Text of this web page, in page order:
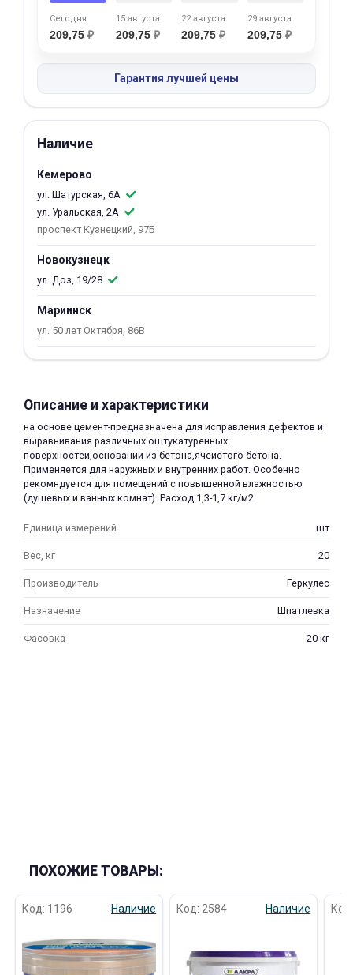
Сегодня
209,75 ₽
15 августа
209,75 ₽
22 августа
209,75 ₽
29 августа
209,75 ₽
Гарантия лучшей цены
Наличие
Кемерово
ул. Шатурская, 6А
ул. Уральская, 2А
проспект Кузнецкий, 97Б
Новокузнецк
ул. Доз, 19/28
Мариинск
ул. 50 лет Октября, 86В
Описание и характеристики
на основе цемент-предназначена для исправления дефектов и
выравнивания различных оштукатуренных
поверхностей,оснований из бетона,ячеистого бетона.
Применяется для наружных и внутренних работ. Особенно
рекомндуется для помещений с повышенной влажностью
(душевых и ванных комнат). Расход 1,3-1,7 кг/м2
Единица измерений шт
Вес, кг 20
Производитель Геркулес
Назначение Шпатлевка
Фасовка 20 кг
ПОХОЖИЕ ТОВАРЫ:
Код: 1196 Наличие Код: 2584 Наличие
об оплате Плайтом
раз в 2 недели
Остались вопросы?
8 800 302-02-51